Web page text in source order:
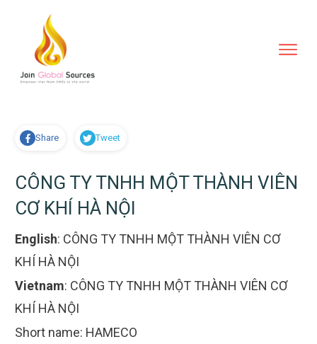
Share Tweet
CÔNG TY TNHH MỘT THÀNH VIÊN
CƠ KHÍ HÀ NỘI
English: CÔNG TY TNHH MỘT THÀNH VIÊN CƠ
KHÍ HÀ NỘI
Vietnam: CÔNG TY TNHH MỘT THÀNH VIÊN CƠ
KHÍ HÀ NỘI
Short name: HAMECO